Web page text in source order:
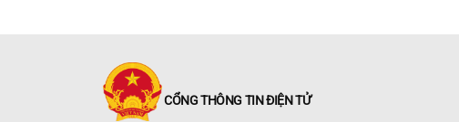
CỔNG THÔNG